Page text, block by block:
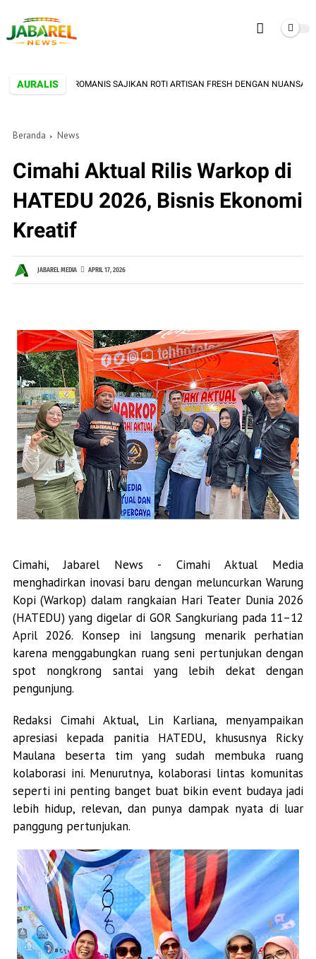
AURALIS
ROTI AROMANIS SAJIKAN ROTI ARTISAN FRESH DENGAN NUANSA
Beranda News
Cimahi Aktual Rilis Warkop di
HATEDU 2026, Bisnis Ekonomi
Kreatif
JABAREL MEDIA APRIL 17, 2026
Cimahi, Jabarel News - Cimahi Aktual Media
menghadirkan inovasi baru dengan meluncurkan Warung
Kopi (Warkop) dalam rangkaian Hari Teater Dunia 2026
(HATEDU) yang digelar di GOR Sangkuriang pada 11–12
April 2026. Konsep ini langsung menarik perhatian
karena menggabungkan ruang seni pertunjukan dengan
spot nongkrong santai yang lebih dekat dengan
pengunjung.
Redaksi Cimahi Aktual, Lin Karliana, menyampaikan
apresiasi kepada panitia HATEDU, khususnya Ricky
Maulana beserta tim yang sudah membuka ruang
kolaborasi ini. Menurutnya, kolaborasi lintas komunitas
seperti ini penting banget buat bikin event budaya jadi
lebih hidup, relevan, dan punya dampak nyata di luar
panggung pertunjukan.